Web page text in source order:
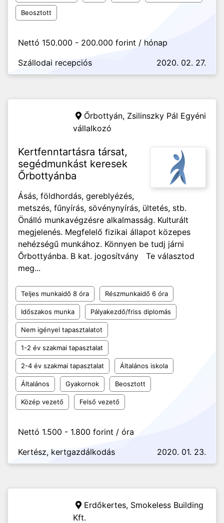
Beosztott
Nettó 150.000 - 200.000 forint / hónap
Szállodai recepciós
2020. 02. 27.
Őrbottyán, Zsilinszky Pál Egyéni
vállalkozó
Kertfenntartásra társat,
segédmunkást keresek
Őrbottyánba
Ásás, földhordás, gereblyézés,
metszés, fűnyírás, sövénynyírás, ültetés, stb.
Önálló munkavégzésre alkalmasság. Kulturált
megjelenés. Megfelelő fizikai állapot közepes
nehézségű munkához. Könnyen be tudj járni
Őrbottyánba. B kat. jogosítvány Te választod
meg...
Teljes munkaidő 8 óra Részmunkaidő 6 óra
Időszakos munka Pályakezdő/friss diplomás
Nem igényel tapasztalatot
1-2 év szakmai tapasztalat
2-4 év szakmai tapasztalat Általános iskola
Általános Gyakornok Beosztott
Közép vezető Felső vezető
Nettó 1.500 - 1.800 forint / óra
Kertész, kertgazdálkodás
2020. 01. 23.
Erdőkertes, Smokeless Building
Kft.